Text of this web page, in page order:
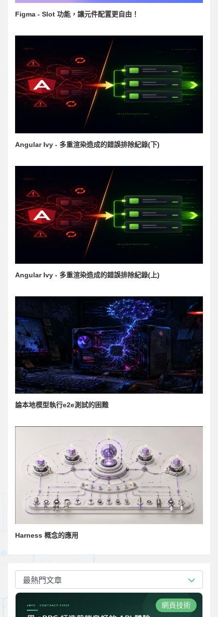
Figma - Slot 功能，讓元件配置更自由！
Angular Ivy - 多重渲染造成的錯誤排除紀錄(下)
Angular Ivy - 多重渲染造成的錯誤排除紀錄(上)
論本地模型執行e2e測試的困難
Harness 概念的應用
最熱門文章
網頁技術